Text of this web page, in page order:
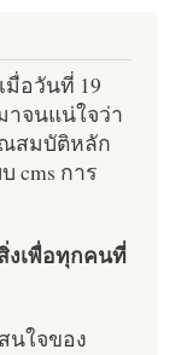
มื่อวันที่ 19
าจนแน่ใจว่า
สมบัติหลัก
cms การ
งเพื่อทุกคนที่
นใจของ